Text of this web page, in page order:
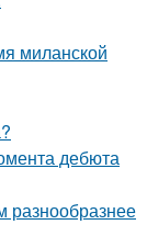
миланской
дебюта
разнообразнее